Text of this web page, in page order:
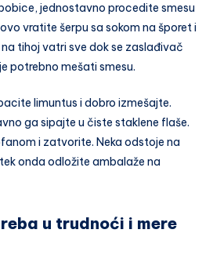
jednostavno procedite smesu
vratite šerpu sa sokom na šporet i
tihoj vatri sve dok se zaslađivač
potrebno mešati smesu.
limuntus i dobro izmešajte.
ga sipajte u čiste staklene flaše.
i zatvorite. Neka odstoje na
onda odložite ambalaže na
u trudnoći i mere